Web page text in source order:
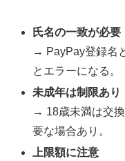
氏名の一致が必要
→ PayPay登録名
とエラーになる。
未成年は制限あり
→ 18歳未満は交
要な場合あり。
上限額に注意